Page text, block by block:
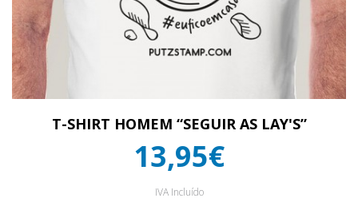
T-SHIRT HOMEM “SEGUIR AS LAY'S”
13,95€
IVA Incluído